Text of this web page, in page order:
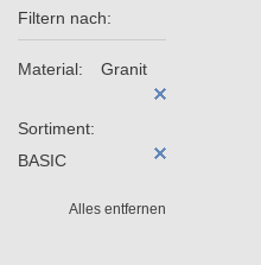
Filtern nach:
Material: Granit
Sortiment:
BASIC
Alles entfernen